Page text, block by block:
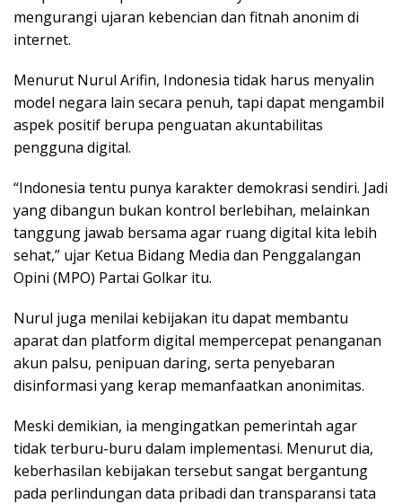
mengurangi ujaran kebencian dan fitnah anonim di
internet.
Menurut Nurul Arifin, Indonesia tidak harus menyalin
model negara lain secara penuh, tapi dapat mengambil
aspek positif berupa penguatan akuntabilitas
pengguna digital.
“Indonesia tentu punya karakter demokrasi sendiri. Jadi
yang dibangun bukan kontrol berlebihan, melainkan
tanggung jawab bersama agar ruang digital kita lebih
sehat,” ujar Ketua Bidang Media dan Penggalangan
Opini (MPO) Partai Golkar itu.
Nurul juga menilai kebijakan itu dapat membantu
aparat dan platform digital mempercepat penanganan
akun palsu, penipuan daring, serta penyebaran
disinformasi yang kerap memanfaatkan anonimitas.
Meski demikian, ia mengingatkan pemerintah agar
tidak terburu-buru dalam implementasi. Menurut dia,
keberhasilan kebijakan tersebut sangat bergantung
pada perlindungan data pribadi dan transparansi tata